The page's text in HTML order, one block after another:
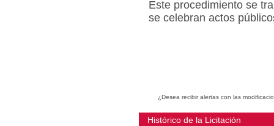
Este procedimiento se
se celebran actos
¿Desea recibir alertas con las
Histórico de la Licitación